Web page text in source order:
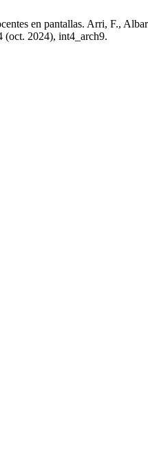
en pantallas. Arri, F.,
(oct. 2024), int4_arch9.